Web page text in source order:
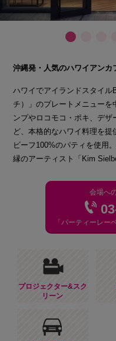
沖縄発・人気のハワイアンカ
ハワイでアイランドスタイ
チ）」のプレートメニューを
ンプやロコモコ・ポキ、デ
ど、本格的なハワイ料理を提
ビーフ100%のパティを使用
縁のアーティスト「Kim
会場へ
「パーティーレー
プロジェクター&スク
リーン